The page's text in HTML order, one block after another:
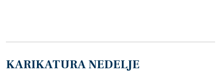
KARIKATURA NEDELJE